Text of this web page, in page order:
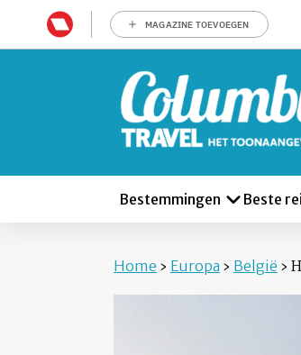
MAGAZINE TOEVOEGEN
Bestemmingen Beste
Home › Europa › België ›